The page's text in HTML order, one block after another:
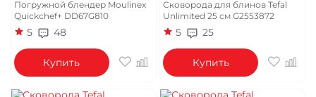
Погружной блендер Moulinex
Quickchef+ DD67G810
5 48
Купить
Сковорода для блинов Tefal
Unlimited 25 см G2553872
5 25
Купить